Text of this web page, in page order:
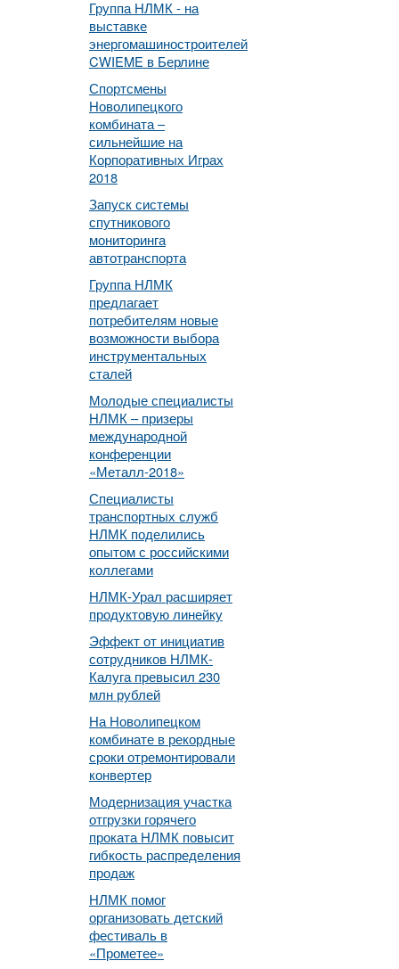
Группа НЛМК - на
выставке
энергомашиностроителей
CWIEME в Берлине
Спортсмены
Новолипецкого
комбината –
сильнейшие на
Корпоративных Играх
2018
Запуск системы
спутникового
мониторинга
автотранспорта
Группа НЛМК
предлагает
потребителям новые
возможности выбора
инструментальных
сталей
Молодые специалисты
НЛМК – призеры
международной
конференции
«Металл-2018»
Специалисты
транспортных служб
НЛМК поделились
опытом с российскими
коллегами
НЛМК-Урал расширяет
продуктовую линейку
Эффект от инициатив
сотрудников НЛМК-
Калуга превысил 230
млн рублей
На Новолипецком
комбинате в рекордные
сроки отремонтировали
конвертер
Модернизация участка
отгрузки горячего
проката НЛМК повысит
гибкость распределения
продаж
НЛМК помог
организовать детский
фестиваль в
«Прометее»